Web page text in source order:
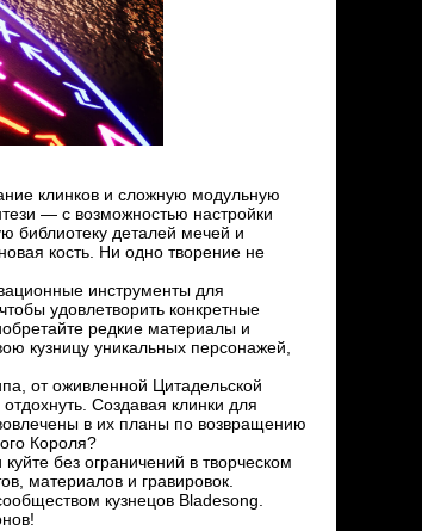
клинков и сложную модульную
— с возможностью настройки
библиотеку деталей мечей и
кость. Ни одно творение не
инструменты для
удовлетворить конкретные
редкие материалы и
кузницу уникальных персонажей,
от оживленной Цитадельской
Создавая клинки для
в их планы по возвращению
Короля?
без ограничений в творческом
материалов и гравировок.
кузнецов Bladesong.